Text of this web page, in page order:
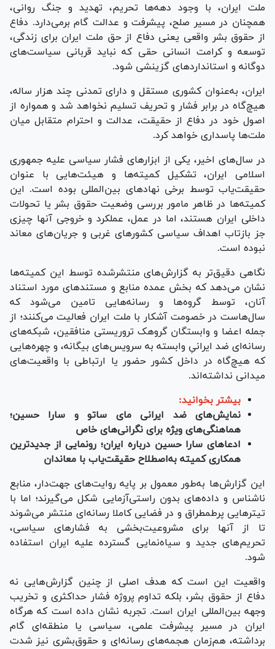
ملت ایران، با وجود دهه‌ها تحریم، تهدید و جنگ روانی،
همچنان در مسیر صلح، پیشرفت و عدالت گام برمی‌دارد. دفاع
از حقوق بشر واقعی یعنی دفاع از حق ملت ایران برای زندگی،
توسعه و کرامت انسانی حقی که نباید قربانی سیاست‌های
دوگانه و استاندارد‌های گزینشی شود.
ایران، به‌عنوان کشوری مستقل و دارای تمدنی چند هزار ساله،
هیچ‌گاه در برابر فشار و تحریف تسلیم نخواهد شد و همواره از
اصول خود در دفاع از حقیقت، عدالت و احترام متقابل میان
ملت‌ها پاسداری خواهد کرد.
در سال‌های اخیر، یکی از ابزار‌های فشار سیاسی علیه جمهوری
اسلامی ایران، تشکیل کمیته‌ها و هیئت‌هایی با عنوان
حقیقت‌یاب توسط برخی نهاد‌های بین‌المللی بوده است. این
کمیته‌ها در ظاهر مامور بررسی وضعیت حقوق بشر یا تحولات
داخلی ایران هستند، اما در عمل، عملکرد و خروجی آنها چیزی
جز بازتاب اهداف سیاسی کشور‌های غربی و جریان‌های معاند
نبوده است.
نگاهی دقیق‌تر به گزارش‌های منتشرشده توسط این کمیته‌ها
نشان می‌دهد که بخش عمده منابع و مستند‌های مورد استناد
آنان، توسط گروه‌ها و رسانه‌هایی تامین می‌شود که
سال‌هاست در خصومت آشکار با ملت ایران فعالیت می‌کنند؛ از
جمله اعضا و وابستگان گروهک تروریستی منافقین، شبکه‌های
رسانه‌ای ضد ایرانیِ وابسته به سرویس‌های بیگانه، و چهره‌هایی
که هیچ‌گاه در داخل کشور حضور یا ارتباطی با واقعیت‌های
میدانی نداشته‌اند.
بیشتر بخوانید:
نمایش‌های ضد ایرانی مای ساتو و سارا حسین؛
هماهنگی‌های ویژه برای نگرانی‌های خاص
ادعا‌های سارا حسین درباره ایران؛ رونمایی از جدیدترین
همکاری کمیته به‌اصطلاح حقیقت‌یاب با معاندان
این گزارش‌ها به‌طور معمول بر پایه روایت‌های جهت‌دار، منابع
ناشناس و داده‌های بدون راستی‌آزمایی شکل می‌گیرند؛ اما با
تیتر‌هایی پرطمطراق و در فضایی کاملا رسانه‌ای منتشر می‌شوند
تا از آنها برای مشروعیت‌بخشی به فشار‌های سیاسی،
تحریم‌های جدید و سیاه‌نمایی گسترده علیه ایران استفاده
شود.
واقعیت این است که هدف اصلی از چنین گزارش‌هایی نه
دفاع از حقوق بشر، بلکه تداوم پروژه فشار حداکثری و تخریب
وجهه بین‌المللی ایران است. تجربه نشان داده است که هرگاه
ایران در مسیر پیشرفت علمی، سیاسی یا منطقه‌ای گام
برداشته، هم‌زمان هجمه‌های رسانه‌ای و حقوق‌بشری نیز شدت